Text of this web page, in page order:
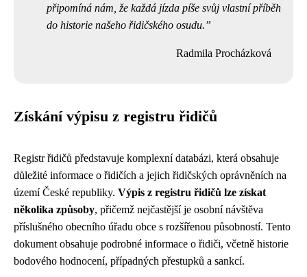
připomíná nám, že každá jízda píše svůj vlastní příběh
do historie našeho řidičského osudu.
Radmila Procházková
Získání výpisu z registru řidičů
Registr řidičů představuje komplexní databázi, která obsahuje
důležité informace o řidičích a jejich řidičských oprávněních na
území České republiky. Výpis z registru řidičů lze získat
několika způsoby, přičemž nejčastější je osobní návštěva
příslušného obecního úřadu obce s rozšířenou působností. Tento
dokument obsahuje podrobné informace o řidiči, včetně historie
bodového hodnocení, případných přestupků a sankcí.